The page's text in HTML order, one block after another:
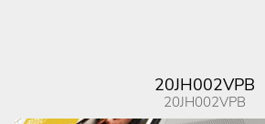
20JH002VPB
20JH002VPB